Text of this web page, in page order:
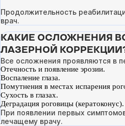
Продолжительность
врач.
КАКИЕ ОСЛОЖНЕНИЯ
ЛАЗЕРНОЙ
Все осложнения проявляются в
Отечность и появление эрозии.
Воспаление глаза.
Помутнения в местах испарения
Сухость в глазах.
Деградация роговицы (кератоконус).
При появлении первых
лечащему врачу.